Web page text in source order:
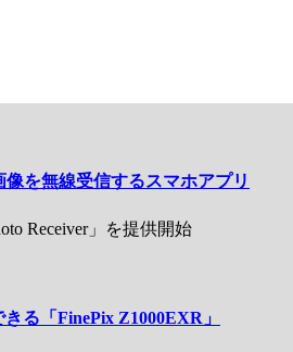
を無線受信するスマホアプリ
Receiver」を提供開始
る「FinePix Z1000EXR」